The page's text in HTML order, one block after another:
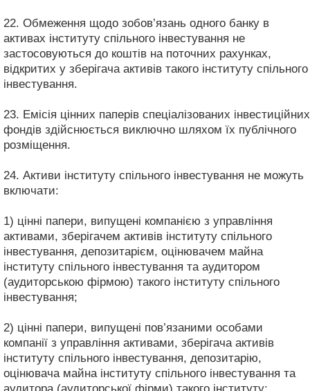
22. Обмеження щодо зобов’язань одного банку в
активах інституту спільного інвестування не
застосовуються до коштів на поточних рахунках,
відкритих у зберігача активів такого інституту спільного
інвестування.
23. Емісія цінних паперів спеціалізованих інвестиційних
фондів здійснюється виключно шляхом їх публічного
розміщення.
24. Активи інституту спільного інвестування не можуть
включати:
1) цінні папери, випущені компанією з управління
активами, зберігачем активів інституту спільного
інвестування, депозитарієм, оцінювачем майна
інституту спільного інвестування та аудитором
(аудиторською фірмою) такого інституту спільного
інвестування;
2) цінні папери, випущені пов’язаними особами
компанії з управління активами, зберігача активів
інституту спільного інвестування, депозитарію,
оцінювача майна інституту спільного інвестування та
аудитора (аудиторської фірми) такого інституту;